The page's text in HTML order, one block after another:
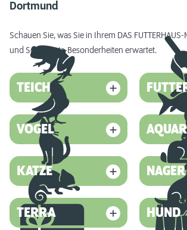
Dortmund
Schauen Sie, was Sie in Ihrem DAS
und Sortiments-Besonderheiten erwartet.
TEICH
VOGEL
KATZE NAGER
TERRA HUND